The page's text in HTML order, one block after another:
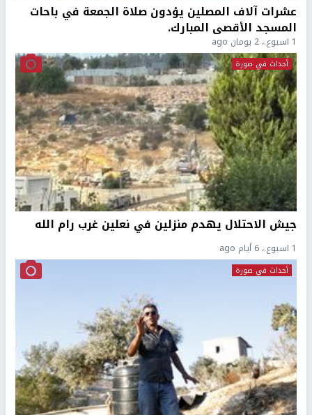
عشرات آلاف المصلين يؤدون صلاة الجمعة في باحات
المسجد الأقصى المبارك.
1 اسبوع.، 2 يومان ago
أحداث في صورة
جيش الاحتلال يهدم منزلين في نعلين غرب رام الله
1 اسبوع.، 6 أيام ago
أحداث في صورة